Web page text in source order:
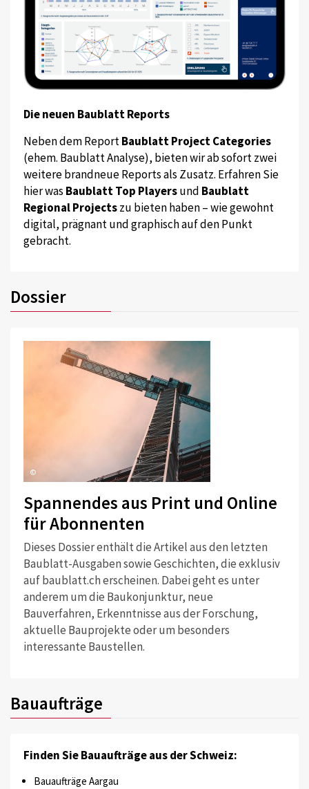
Die neuen Baublatt Reports
Neben dem ReportBaublatt Project Categories
(ehem. Baublatt Analyse), bieten wir ab sofort zwei
weitere brandneue Reports als Zusatz. Erfahren Sie
hier was Baublatt Top Playersund Baublatt
Regional Projectszu bieten haben – wie gewohnt
digital, prägnant und graphisch auf den Punkt
gebracht.
Dossier
©
Spannendes aus Print und Online
für Abonnenten
Dieses Dossier enthält die Artikel aus den letzten
Baublatt-Ausgaben sowie Geschichten, die exklusiv
auf baublatt.ch erscheinen. Dabei geht es unter
anderem um die Baukonjunktur, neue
Bauverfahren, Erkenntnisse aus der Forschung,
aktuelle Bauprojekte oder um besonders
interessante Baustellen.
Bauaufträge
Finden Sie Bauaufträge aus der Schweiz:
Bauaufträge Aargau